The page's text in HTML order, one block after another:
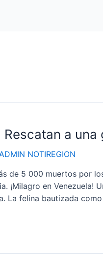
Rescatan a
NOTIREGION
de 5 000 muertos por
¡Milagro en
La felina bautizada